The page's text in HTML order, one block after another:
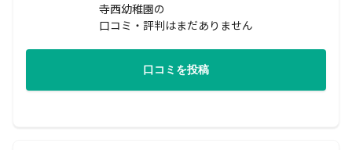
寺西幼稚園の
口コミ・評判はまだありません
口コミを投稿